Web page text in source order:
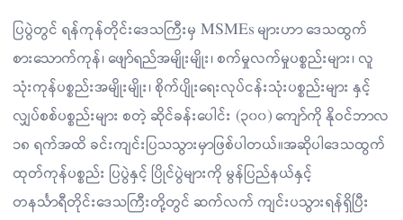
ပြပွဲတွင် ရန်ကုန်တိုင်းဒေသကြီးမှ MSMEs များဟာ ဒေသထွက်
စားသောက်ကုန်၊ ဖျော်ရည်အမျိုးမျိုး၊ စက်မှုလက်မှုပစ္စည်းများ၊ လူ
သုံးကုန်ပစ္စည်းအမျိုးမျိုး၊ စိုက်ပျိုးရေးလုပ်ငန်းသုံးပစ္စည်းများ နှင့်
လျှပ်စစ်ပစ္စည်းများ စတဲ့ ဆိုင်ခန်းပေါင်း (၃၀၀) ကျော်ကို နိုဝင်ဘာလ
၁၈ ရက်အထိ ခင်းကျင်းပြသသွားမှာဖြစ်ပါတယ်။အဆိုပါဒေသထွက်
ထုတ်ကုန်ပစ္စည်း ပြပွဲနှင့် ပြိုင်ပွဲများကို မွန်ပြည်နယ်နှင့်
တနင်္သာရီတိုင်းဒေသကြီးတို့တွင် ဆက်လက် ကျင်းပသွားရန်ရှိပြီး